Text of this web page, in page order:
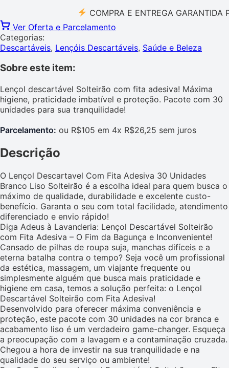
COMPRA E ENTREGA GARANTIDA PELO
Ver Oferta e Parcelamento
Categorias:
Descartáveis, Lençóis Descartáveis, Saúde e Beleza
Sobre este item:
Lençol descartável Solteirão com fita adesiva! Máxima
higiene, praticidade imbatível e proteção. Pacote com 30
unidades para sua tranquilidade!
Parcelamento: ou R$105 em 4x R$26,25 sem juros
Descrição
O Lençol Descartavel Com Fita Adesiva 30 Unidades
Branco Liso Solteirão é a escolha ideal para quem busca o
máximo de qualidade, durabilidade e excelente custo-
benefício. Garanta o seu com total facilidade, atendimento
diferenciado e envio rápido!
Diga Adeus à Lavanderia: Lençol Descartável Solteirão
com Fita Adesiva – O Fim da Bagunça e Inconveniente!
Cansado de pilhas de roupa suja, manchas difíceis e a
eterna batalha contra o tempo? Seja você um profissional
da estética, massagem, um viajante frequente ou
simplesmente alguém que busca mais praticidade e
higiene em casa, temos a solução perfeita: o Lençol
Descartável Solteirão com Fita Adesiva!
Desenvolvido para oferecer máxima conveniência e
proteção, este pacote com 30 unidades na cor branca e
acabamento liso é um verdadeiro game-changer. Esqueça
a preocupação com a lavagem e a contaminação cruzada.
Chegou a hora de investir na sua tranquilidade e na
qualidade do seu serviço ou ambiente!